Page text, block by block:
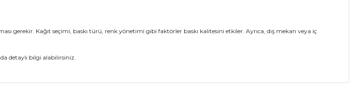
gerekir. Kağıt seçimi, baskı türü, renk yönetimi gibi faktörler baskı kalitesini etkiler. Ayrıca, dış mekan veya iç
detaylı bilgi alabilirsiniz.